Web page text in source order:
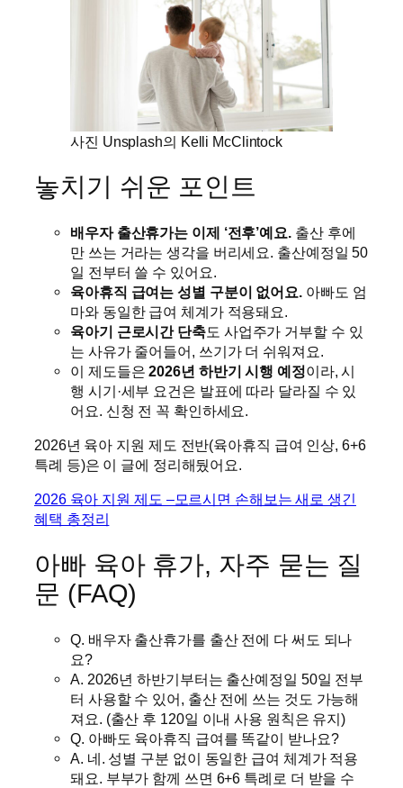
사진 Unsplash의 Kelli McClintock
놓치기 쉬운 포인트
배우자 출산휴가는 이제 ‘전후’예요. 출산 후에
만 쓰는 거라는 생각을 버리세요. 출산예정일 50
일 전부터 쓸 수 있어요.
육아휴직 급여는 성별 구분이 없어요. 아빠도 엄
마와 동일한 급여 체계가 적용돼요.
육아기 근로시간 단축도 사업주가 거부할 수 있
는 사유가 줄어들어, 쓰기가 더 쉬워져요.
이 제도들은2026년 하반기 시행 예정이라, 시
행 시기·세부 요건은 발표에 따라 달라질 수 있
어요. 신청 전 꼭 확인하세요.
2026년 육아 지원 제도 전반(육아휴직 급여 인상, 6+6
특례 등)은 이 글에 정리해뒀어요.
2026 육아 지원 제도 –모르시면 손해보는 새로 생긴
혜택 총정리
아빠 육아 휴가, 자주 묻는 질
문 (FAQ)
Q. 배우자 출산휴가를 출산 전에 다 써도 되나
요?
A. 2026년 하반기부터는 출산예정일 50일 전부
터 사용할 수 있어, 출산 전에 쓰는 것도 가능해
져요. (출산 후 120일 이내 사용 원칙은 유지)
Q. 아빠도 육아휴직 급여를 똑같이 받나요?
A. 네. 성별 구분 없이 동일한 급여 체계가 적용
돼요. 부부가 함께 쓰면 6+6 특례로 더 받을 수